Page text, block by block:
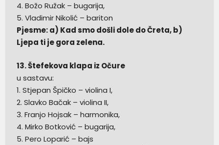
4. Božo Ružak – bugarija,
5. Vladimir Nikolić – bariton
Pjesme: a) Kad smo došli dole do Čreta, b)
Ljepa ti je gora zelena.
13. Štefekova klapa iz Očure
u sastavu:
1. Stjepan Špičko – violina I,
2. Slavko Bačak – violina II,
3. Franjo Hojsak – harmonika,
4. Mirko Botković – bugarija,
5. Pero Loparić – bajs